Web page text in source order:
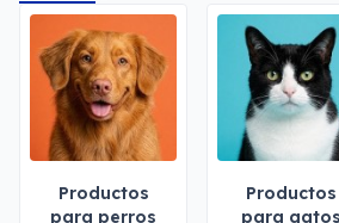
Productos
para perros
Productos
para gatos